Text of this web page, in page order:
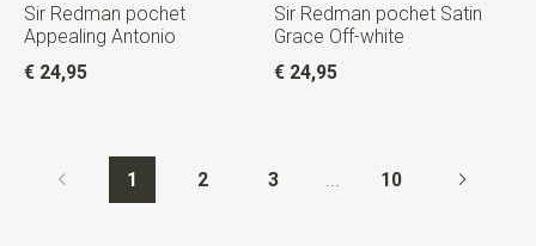
Sir Redman pochet
Appealing Antonio
€ 24,95
Sir Redman pochet Satin
Grace Off-white
€ 24,95
1 2 3 10